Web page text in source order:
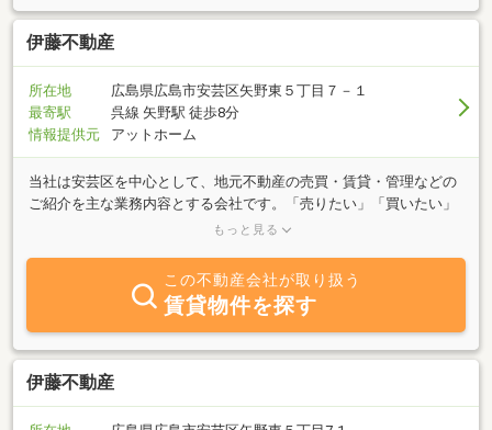
伊藤不動産
所在地
広島県広島市安芸区矢野東５丁目７－１
最寄駅
呉線 矢野駅 徒歩8分
情報提供元
アットホーム
当社は安芸区を中心として、地元不動産の売買・賃貸・管理などの
ご紹介を主な業務内容とする会社です。「売りたい」「買いたい」
「借りたい」ご希望の方は、不動産に関する質問は何でもお気軽に
もっと見る
この不動産会社が取り扱う
賃貸物件を探す
伊藤不動産